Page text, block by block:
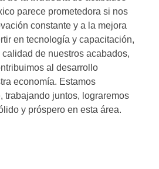
parece prometedora si nos
constante y a la mejora
en tecnología y capacitación,
de nuestros acabados,
al desarrollo
economía. Estamos
trabajando juntos, lograremos
y próspero en esta área.